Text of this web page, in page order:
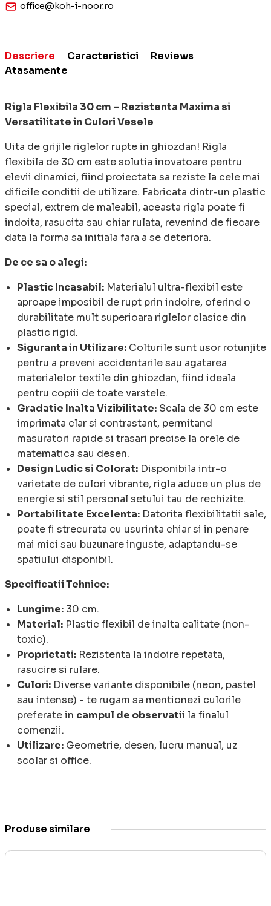
office@koh-i-noor.ro
Descriere Caracteristici
Reviews
Atasamente
Rigla Flexibila 30 cm – Rezistenta Maxima si
Versatilitate in Culori Vesele
Uita de grijile riglelor rupte in ghiozdan! Rigla
flexibila de 30 cm este solutia inovatoare pentru
elevii dinamici, fiind proiectata sa reziste la cele mai
dificile conditii de utilizare. Fabricata dintr-un plastic
special, extrem de maleabil, aceasta rigla poate fi
indoita, rasucita sau chiar rulata, revenind de fiecare
data la forma sa initiala fara a se deteriora.
De ce sa o alegi:
Plastic Incasabil: Materialul ultra-flexibil este
aproape imposibil de rupt prin indoire, oferind o
durabilitate mult superioara riglelor clasice din
plastic rigid.
Siguranta in Utilizare: Colturile sunt usor rotunjite
pentru a preveni accidentarile sau agatarea
materialelor textile din ghiozdan, fiind ideala
pentru copiii de toate varstele.
Gradatie Inalta Vizibilitate: Scala de 30 cm este
imprimata clar si contrastant, permitand
masuratori rapide si trasari precise la orele de
matematica sau desen.
Design Ludic si Colorat: Disponibila intr-o
varietate de culori vibrante, rigla aduce un plus de
energie si stil personal setului tau de rechizite.
Portabilitate Excelenta: Datorita flexibilitatii sale,
poate fi strecurata cu usurinta chiar si in penare
mai mici sau buzunare inguste, adaptandu-se
spatiului disponibil.
Specificatii Tehnice:
Lungime: 30 cm.
Material: Plastic flexibil de inalta calitate (non-
toxic).
Proprietati: Rezistenta la indoire repetata,
rasucire si rulare.
Culori: Diverse variante disponibile (neon, pastel
sau intense) - te rugam sa mentionezi culorile
preferate in campul de observatii la finalul
comenzii.
Utilizare: Geometrie, desen, lucru manual, uz
scolar si office.
Produse similare